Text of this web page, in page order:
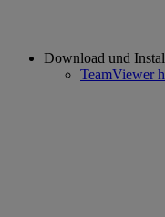
Download und
TeamViewer